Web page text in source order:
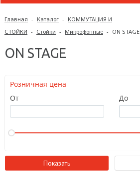
Главная - Каталог - КОММУТАЦИЯ И
СТОЙКИ - Стойки - Микрофонные - ON STAGE
ON STAGE
Розничная цена
От
До